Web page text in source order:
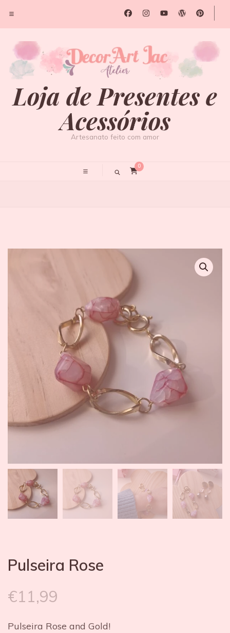
Loja de Presentes e
Acessórios
Artesanato feito com amor
0
Pulseira Rose
€11,99
Pulseira Rose and Gold!